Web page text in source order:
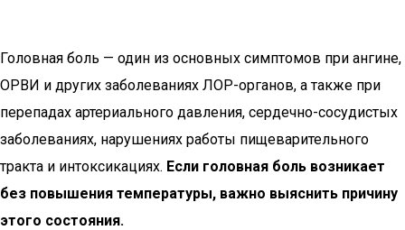
Головная боль — один из основных симптомов при ангине,
ОРВИ и других заболеваниях ЛОР-органов, а также при
перепадах артериального давления, сердечно-сосудистых
заболеваниях, нарушениях работы пищеварительного
тракта и интоксикациях. Если головная боль возникает
без повышения температуры, важно выяснить причину
этого состояния.